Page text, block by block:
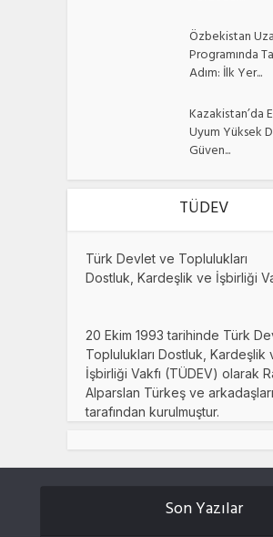
Özbekistan
Programında
Adım: İlk Yer...
Kazakistan’da
Uyum Yüksek
Güven...
TÜDEV
Türk Devlet ve Toplulukları
Dostluk, Kardeşlik ve İşbirliği
20 Ekim 1993 tarihinde Türk
Toplulukları Dostluk, Kardeşlik
İşbirliği Vakfı (TÜDEV) olarak
Alparslan Türkeş ve arkadaşları
tarafından kurulmuştur.
Son Yazılar